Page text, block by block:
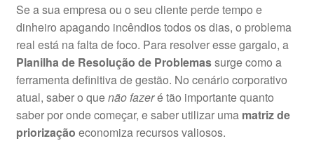
Se a sua empresa ou o seu cliente perde tempo e
dinheiro apagando incêndios todos os dias, o problema
real está na falta de foco. Para resolver esse gargalo, a
Planilha de Resolução de Problemassurge como a
ferramenta definitiva de gestão. No cenário corporativo
atual, saber o quenão fazeré tão importante quanto
saber por onde começar, e saber utilizar uma matriz de
priorização economiza recursos valiosos.